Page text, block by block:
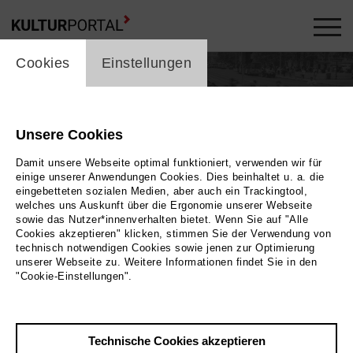
Theater
In Produktionen / Veranstaltungen ...
30
cookie_layer
Cookies Einstellungen
Unsere Cookies
Damit unsere Webseite optimal funktioniert, verwenden wir für
einige unserer Anwendungen Cookies. Dies beinhaltet u. a. die
eingebetteten sozialen Medien, aber auch ein Trackingtool,
welches uns Auskunft über die Ergonomie unserer Webseite
sowie das Nutzer*innenverhalten bietet. Wenn Sie auf "Alle
Cookies akzeptieren" klicken, stimmen Sie der Verwendung von
technisch notwendigen Cookies sowie jenen zur Optimierung
unserer Webseite zu. Weitere Informationen findet Sie in den
"Cookie-Einstellungen".
Technische Cookies akzeptieren